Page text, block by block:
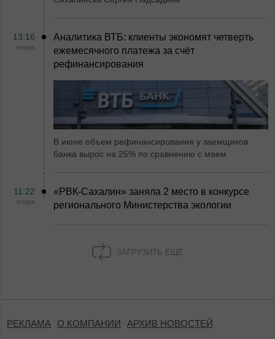
13:16
вчера
Аналитика ВТБ: клиенты экономят четверть
ежемесячного платежа за счёт
рефинансирования
В июне объем рефинансирования у заемщиков
банка вырос на 25% по сравнению с маем
11:22
вчера
«РВК‑Сахалин» заняла 2 место в конкурсе
регионального Министерства экологии
ЗАГРУЗИТЬ ЕЩЕ
РЕКЛАМА О КОМПАНИИ АРХИВ НОВОСТЕЙ